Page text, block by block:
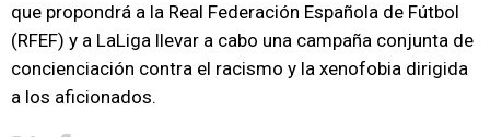
que propondrá a la Real Federación Española de Fútbol
(RFEF) y a LaLiga llevar a cabo una campaña conjunta de
concienciación contra el racismo y la xenofobia dirigida
a los aficionados.